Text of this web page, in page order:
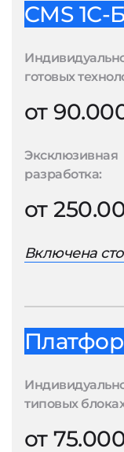
CMS 1С-
готовых
от
Эксклюзивная
разработка:
от
Включена
типовых
от